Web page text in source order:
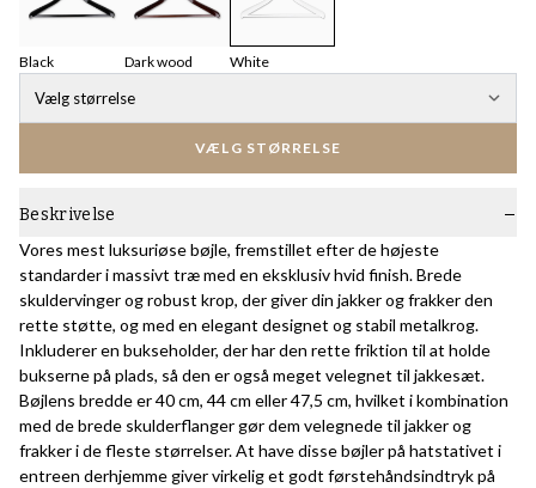
Black Dark wood White
Vælg størrelse
VÆLG STØRRELSE
Beskrivelse
Vores mest luksuriøse bøjle, fremstillet efter de højeste
standarder i massivt træ med en eksklusiv hvid finish. Brede
skuldervinger og robust krop, der giver din jakker og frakker den
rette støtte, og med en elegant designet og stabil metalkrog.
Inkluderer en bukseholder, der har den rette friktion til at holde
bukserne på plads, så den er også meget velegnet til jakkesæt.
Bøjlens bredde er 40 cm, 44 cm eller 47,5 cm, hvilket i kombination
med de brede skulderflanger gør dem velegnede til jakker og
frakker i de fleste størrelser. At have disse bøjler på hatstativet i
entreen derhjemme giver virkelig et godt førstehåndsindtryk på